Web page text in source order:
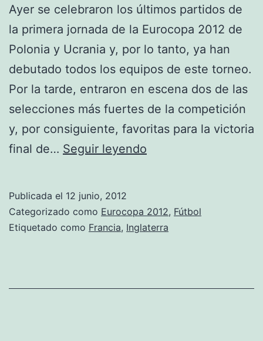
Ayer se celebraron los últimos partidos de
la primera jornada de la Eurocopa 2012 de
Polonia y Ucrania y, por lo tanto, ya han
debutado todos los equipos de este torneo.
Por la tarde, entraron en escena dos de las
selecciones más fuertes de la competición
y, por consiguiente, favoritas para la victoria
final de… Seguir leyendo
en
el
Publicada el 12 junio, 2012
Categorizado como Eurocopa 2012, Fútbol
Etiquetado como Francia, Inglaterra